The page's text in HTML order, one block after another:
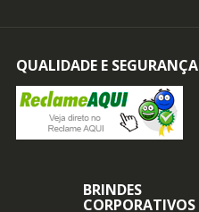
QUALIDADE E SEGURANÇA
BRINDES
CORPORATIVOS